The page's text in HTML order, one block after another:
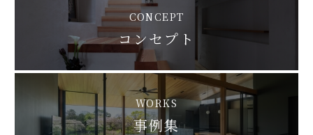
CONCEPT
コンセプト
WORKS
事例集